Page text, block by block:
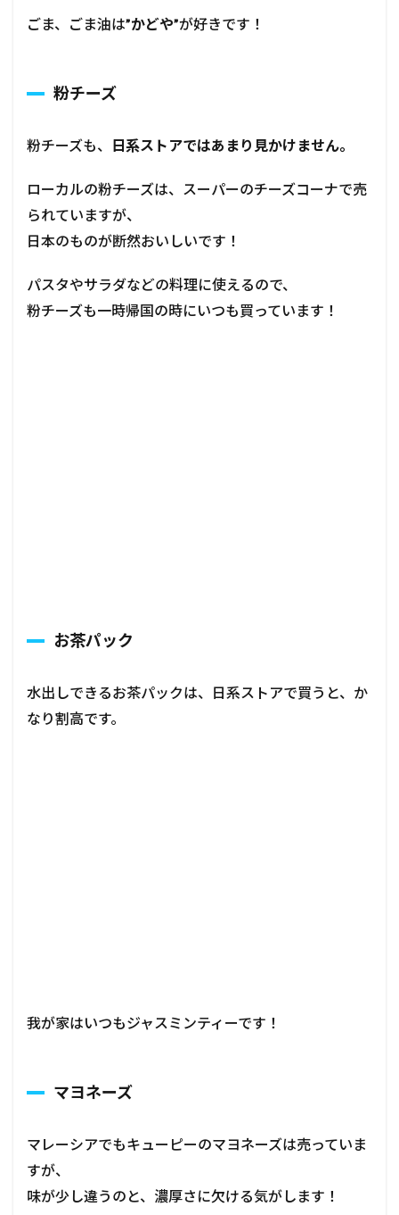
ごま、ごま油は”かどや”が好きです！
粉チーズ
粉チーズも、 日系ストアではあまり見かけません。
ローカルの粉チーズは、スーパーのチーズコーナで売
られていますが、
日本のものが断然おいしいです！
パスタやサラダなどの料理に使えるので、
粉チーズも一時帰国の時にいつも買っています！
お茶パック
水出しできるお茶パックは、
日系ストアで買うと、か
なり割高です。
我が家はいつもジャスミンティーです！
マヨネーズ
マレーシアでもキューピーのマヨネーズは売っていま
すが、
味が少し違うのと、濃厚さに欠ける気がします！